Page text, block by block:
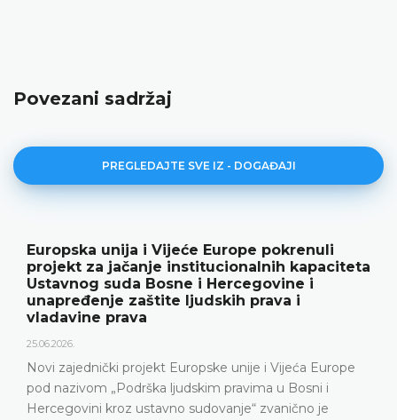
Povezani sadržaj
PREGLEDAJTE SVE IZ - DOGAĐAJI
Europska unija i Vijeće Europe pokrenuli
projekt za jačanje institucionalnih kapaciteta
Ustavnog suda Bosne i Hercegovine i
unapređenje zaštite ljudskih prava i
vladavine prava
25.06.2026.
Novi zajednički projekt Europske unije i Vijeća Europe
pod nazivom „Podrška ljudskim pravima u Bosni i
Hercegovini kroz ustavno sudovanje“ zvanično je